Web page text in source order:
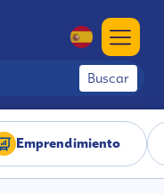
Buscar
Emprendimiento